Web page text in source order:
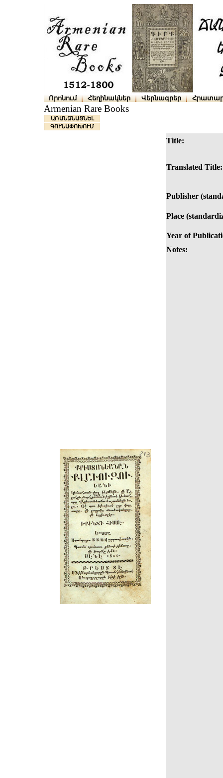
Որոնում Հեղինակներ Վերնագրեր
Armenian Rare Books
ԱՌԱՆՁՆԱՑՆԵԼ
ԳՈՒՆԱՓՈԽՈՒՄ
Title:
Translated Title:
Publisher
Place
Year of
Notes: